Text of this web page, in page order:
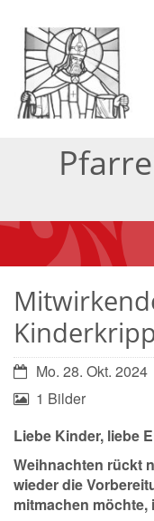
Mo. 28. Okt. 2024
1 Bilder
Liebe Kinder, liebe
Weihnachten rückt
wieder die
mitmachen